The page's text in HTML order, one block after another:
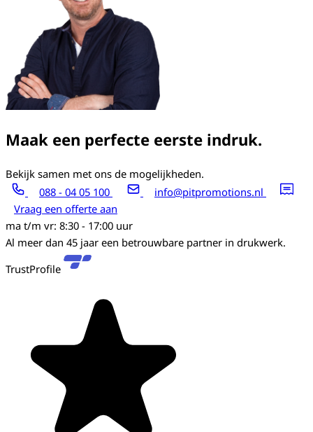
Maak een perfecte eerste indruk.
Bekijk samen met ons de mogelijkheden.
088 - 04 05 100
info@pitpromotions.nl
Vraag een offerte aan
ma t/m vr: 8:30 - 17:00 uur
Al meer dan 45 jaar een betrouwbare partner in drukwerk.
TrustProfile